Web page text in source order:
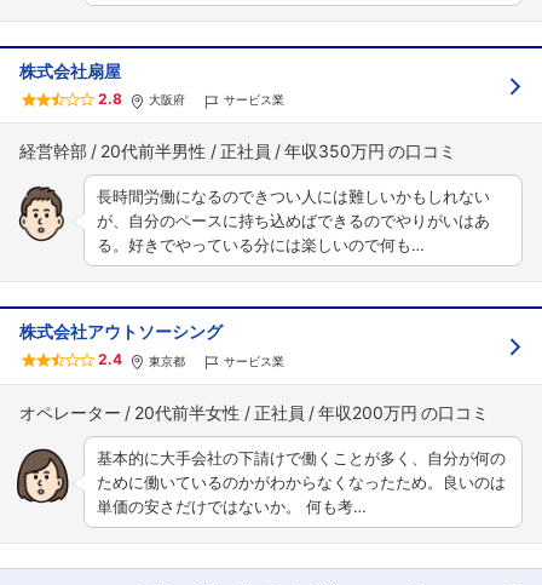
株式会社扇屋
2.8 大阪府 サービス業
経営幹部 20代前半男性 正社員 年収350万円
長時間労働になるのできつい人には難しいかもしれない
が、自分のペースに持ち込めばできるのでやりがいはあ
る。好きでやっている分には楽しいので何も…
株式会社アウトソーシング
2.4 東京都 サービス業
オペレーター 20代前半女性 正社員 年収200万円
基本的に大手会社の下請けで働くことが多く、自分が何の
ために働いているのかがわからなくなったため。良いのは
単価の安さだけではないか。 何も考…